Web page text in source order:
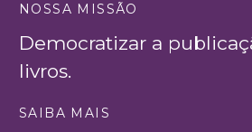
NOSSA MISSÃO
Democratizar a
livros.
SAIBA MAIS